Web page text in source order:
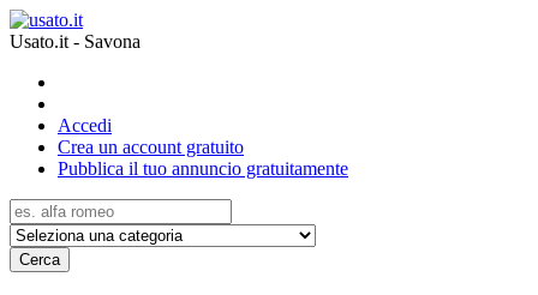
Usato.it - Savona
Accedi
Crea un account gratuito
Pubblica il tuo annuncio gratuitamente
Cerca